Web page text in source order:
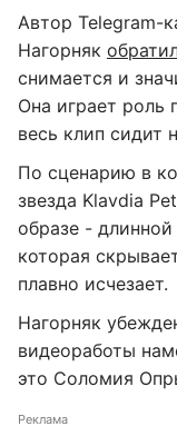
Автор Telegram-
Нагорняк
снимается и
Она играет роль
весь клип сидит
По сценарию в
звезда Klavdia
образе -
которая
плавно исчезает.
Нагорняк
видеоработы
это Соломия
Реклама